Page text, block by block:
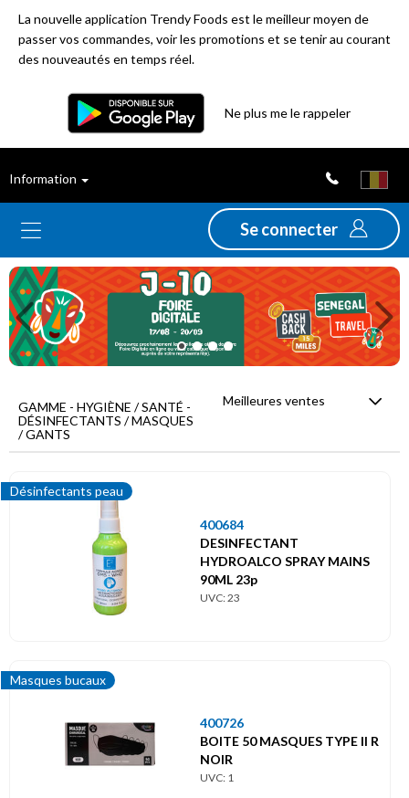
La nouvelle application Trendy Foods est le meilleur moyen de
passer vos commandes, voir les promotions et se tenir au courant
des nouveautés en temps réel.
Ne plus me le rappeler
Information
Se connecter
ventes
Nouveautés
Promotions
Déstockage
Menu
principal
/
Santé
Désinfectants
Masques bucaux
Previous
GAMME - HYGIÈNE / SANTÉ -
DÉSINFECTANTS / MASQUES
/ GANTS
Meilleures ventes
Désinfectants peau
400684
DESINFECTANT
HYDROALCO SPRAY MAINS
90ML 23p
UVC: 23
Masques bucaux
400726
BOITE 50 MASQUES TYPE II R
NOIR
UVC: 1